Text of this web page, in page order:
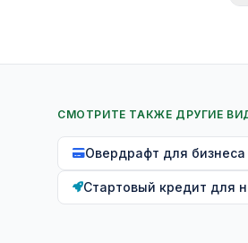
СМОТРИТЕ ТАКЖЕ ДРУГИЕ
Овердрафт для бизнеса
Стартовый кредит для